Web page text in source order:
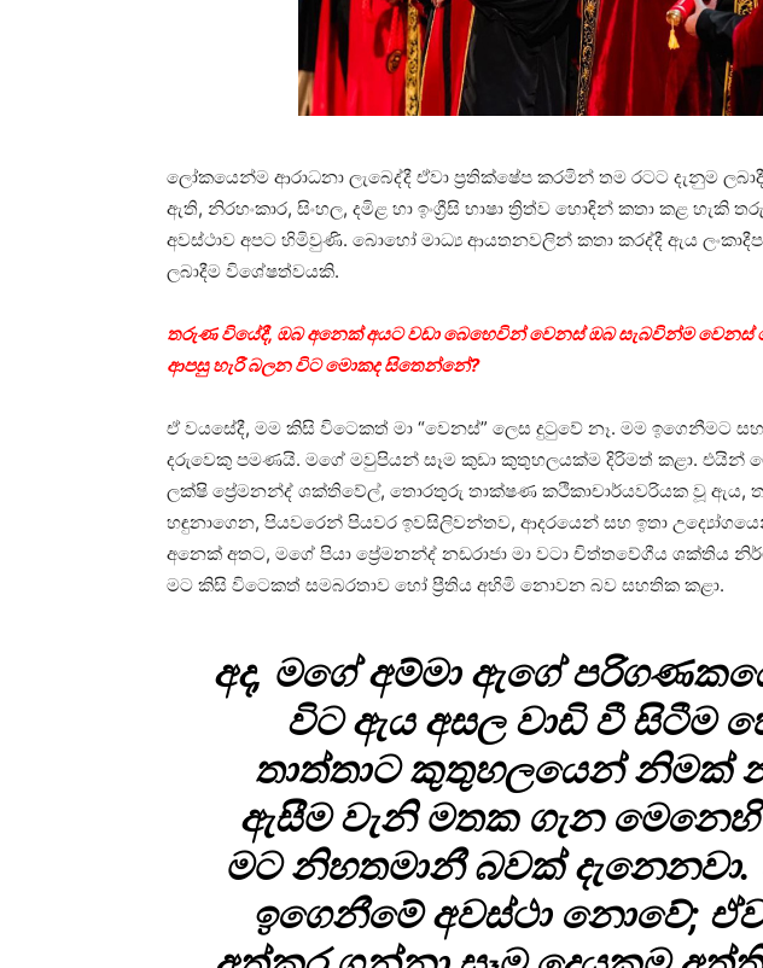
ලෝකයෙන්ම ආරාධනා ලැබෙද්දී ඒවා ප්‍රතික්ෂේප කරමින් තම රටට දැනුම
ඇති, නිරහංකාර, සිංහල, දමිළ හා ඉංග්‍රීසි භාෂා ත්‍රිත්ව හොඳින් කතා කළ
අවස්ථාව අපට හිමිවුණි. බොහෝ මාධ්‍ය ආයතනවලින් කතා කරද්දී ඇය
ලබාදීම විශේෂත්වයකි.
තරුණ වියේදී, ඔබ අනෙක් අයට වඩා බෙහෙවින් වෙනස් ඔබ සැබවින්ම වෙනස්
ආපසු හැරී බලන විට මොකද සිතෙන්නේ?
ඒ වයසේදී, මම කිසි විටෙකත් මා “වෙනස්”‍ ලෙස දුටුවේ නෑ. මම ඉගෙනීමට
දරුවෙකු පමණයි. මගේ මවුපියන් සෑම කුඩා කුතුහලයක්ම දිරිමත් කළා. එයින්
ලක්ෂි ප්‍රේමනන්ද් ශක්තිවේල්, තොරතුරු තාක්ෂණ කථිකාචාර්යවරියක වූ ඇය,
හඳුනාගෙන, පියවරෙන් පියවර ඉවසිලිවන්තව, ආදරයෙන් සහ ඉතා
අනෙක් අතට, මගේ පියා ප්‍රේමනන්ද් නඩරාජා මා වටා චිත්තවේගීය ශක්තිය
මට කිසි විටෙකත් සමබරතාව හෝ ප්‍රීතිය අහිමි නොවන බව සහතික කළා.
අද, මගේ අම්මා ඇගේ
විට ඇය අසල වාඩි වී සිටීම
තාත්තාට කුතුහලයෙන් නිමක්
ඇසීම වැනි මතක ගැන
මට නිහතමානී බවක් දැනෙනවා.
ඉගෙනීමේ අවස්ථා නොවේ;